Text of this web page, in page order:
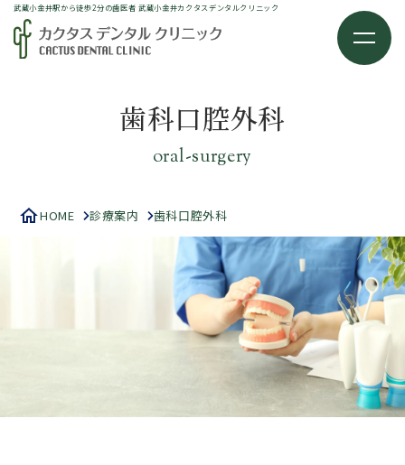
武蔵小金井駅から徒歩2分の歯医者 武蔵小金井カクタスデンタルクリニック
お知らせ
インプラント治療について
抜歯と診断された方へ
インプラントのリカバリー/再治療
インプラントとブリッジの比較
インプラントのメリット・デメリット
インプラント治療の流れ
歯科口腔外科
oral-surgery
HOME 診療案内 歯科口腔外科